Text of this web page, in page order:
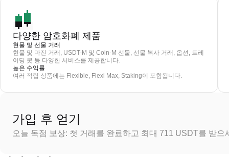
다양한 암호화폐 제품
현물 및 선물 거래
현물 및 마진 거래, USDT-M 및 Coin-M 선물, 선물 복사 거래, 옵션, 트레
이딩 봇 등 다양한 서비스를 제공합니다.
높은 수익률
여러 적립 상품에는 Flexible, Flexi Max, Staking이 포함됩니다.
가입 후 얻기
오늘 독점 보상: 첫 거래를 완료하고 최대 711 USDT를 받으